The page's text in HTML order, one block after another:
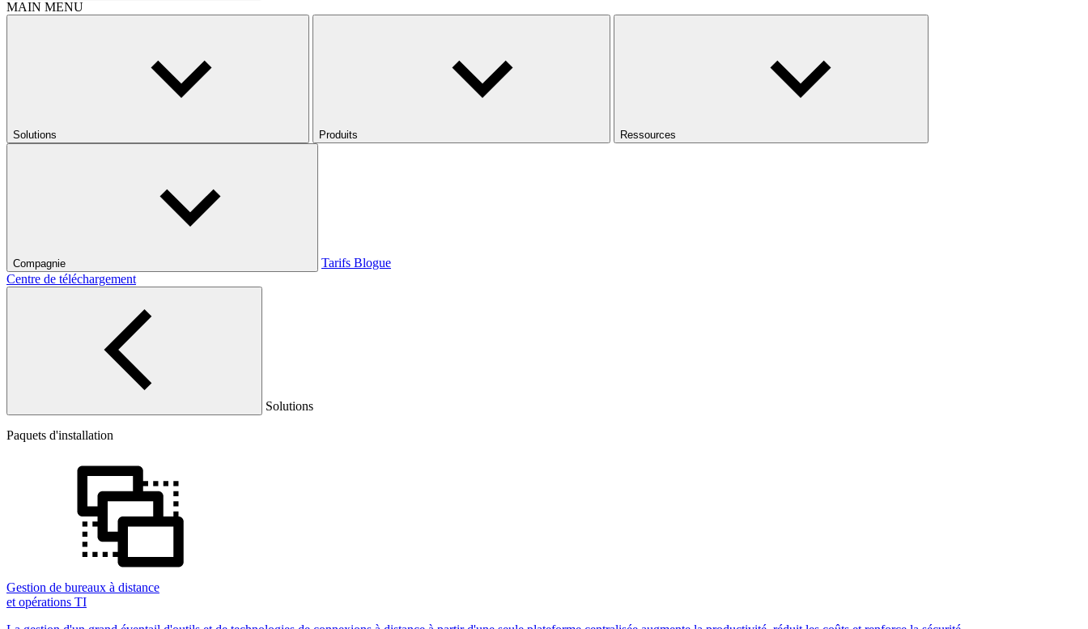
MAIN MENU
Solutions Produits Ressources
Compagnie Tarifs Blogue
Centre de téléchargement
Solutions
Paquets d'installation
Gestion de bureaux à distance
et opérations TI